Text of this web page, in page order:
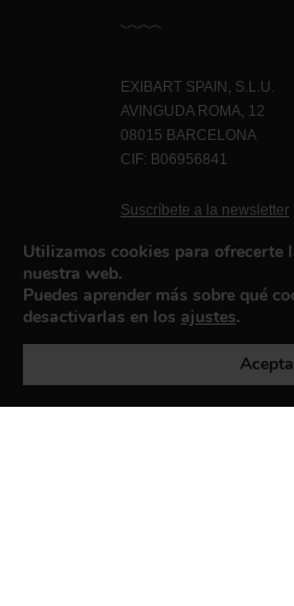
EXIBART SPAIN, S.L.U.
AVINGUDA ROMA, 12
08015 BARCELONA
CIF: B06956841
Suscríbete a la newsletter
Política de privacidad
Utilizamos cookies para ofrecerte
nuestra web.
Puedes aprender más sobre qué
desactivarlas en los ajustes.